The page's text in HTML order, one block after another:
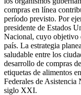
compras en línea
período previsto. Por
presidente de Estados
Nacional, cuyo objetivo
país. La estrategia
saludable entre los
desarrollo de compras
etiquetas de alimentos
Federales de Asistencia
siglo XXI.